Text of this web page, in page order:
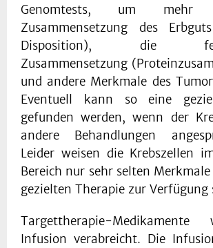
Genomtests, um
Zusammensetzung des
Disposition), die
Zusammensetzung
und andere Merkmale des
Eventuell kann so eine
gefunden werden, wenn der
andere Behandlungen
Leider weisen die Krebszellen
Bereich nur sehr selten
gezielten Therapie zur Verfügung
Targettherapie-
Infusion verabreicht. Die